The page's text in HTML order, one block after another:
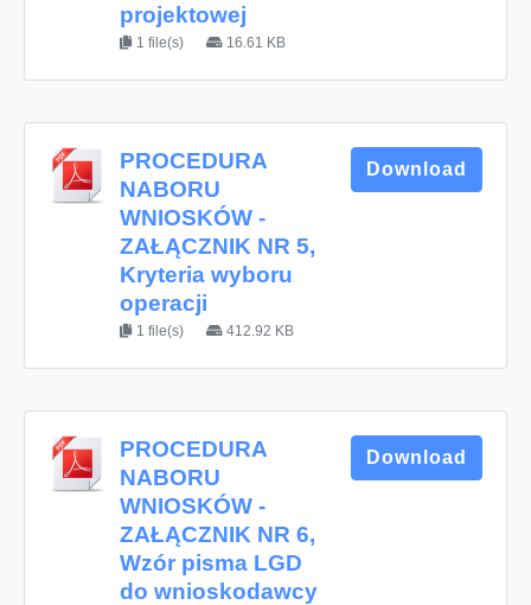
projektowej
1 file(s) 16.61 KB
PROCEDURA
NABORU
WNIOSKÓW -
ZAŁĄCZNIK NR 5,
Kryteria wyboru
operacji
1 file(s) 412.92 KB
Download
PROCEDURA
NABORU
WNIOSKÓW -
ZAŁĄCZNIK NR 6,
Wzór pisma LGD
do wnioskodawcy
Download